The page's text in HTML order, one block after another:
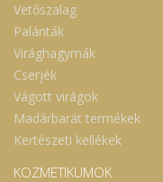
Vetőszalag
Palánták
Virághagymák
Cserjék
Vágott virágok
Madárbarát termékek
Kertészeti kellékek
KOZMETIKUMOK